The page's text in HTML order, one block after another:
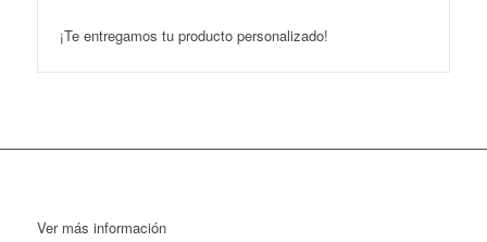
¡Te entregamos tu producto personalizado!
Ver más información